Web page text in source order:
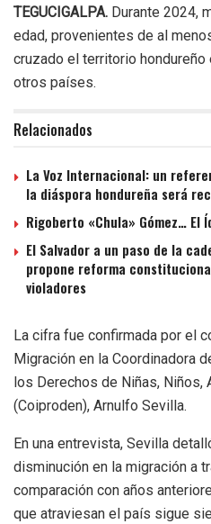
TEGUCIGALPA. Durante 2024,
edad, provenientes de al
cruzado el territorio hondureño
otros países.
Relacionados
La Voz Internacional: un
la diáspora hondureña será
Rigoberto «Chula» Gómez… El
El Salvador a un paso de la
propone reforma
violadores
La cifra fue confirmada por el
Migración en la Coordinadora
los Derechos de Niñas,
(Coiproden), Arnulfo Sevilla.
En una entrevista, Sevilla
disminución en la migración a
comparación con años
que atraviesan el país sigue